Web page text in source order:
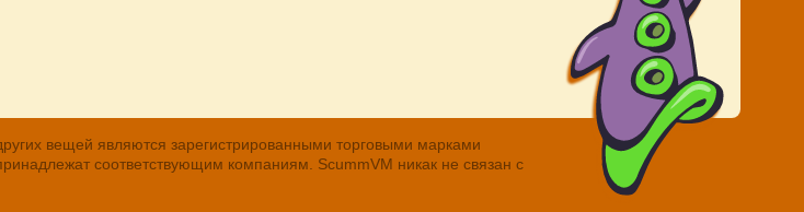
вещей являются зарегистрированными торговыми марками
соответствующим компаниям. ScummVM никак не связан с